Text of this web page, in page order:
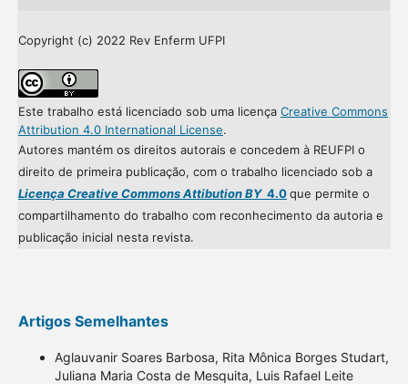
Copyright (c) 2022 Rev Enferm UFPI
Este trabalho está licenciado sob uma licença Creative Commons
Attribution 4.0 International License.
Autores mantém os direitos autorais e concedem à REUFPI o
direito de primeira publicação, com o trabalho licenciado sob a
Licença Creative Commons Attibution BY4.0que permite o
compartilhamento do trabalho com reconhecimento da autoria e
publicação inicial nesta revista.
Artigos Semelhantes
Aglauvanir Soares Barbosa, Rita Mônica Borges Studart,
Juliana Maria Costa de Mesquita, Luis Rafael Leite